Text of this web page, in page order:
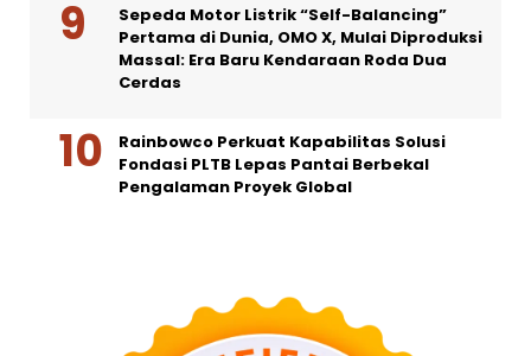
Sepeda Motor Listrik “Self-Balancing”
Pertama di Dunia, OMO X, Mulai Diproduksi
Massal: Era Baru Kendaraan Roda Dua
Cerdas
Rainbowco Perkuat Kapabilitas Solusi
Fondasi PLTB Lepas Pantai Berbekal
Pengalaman Proyek Global